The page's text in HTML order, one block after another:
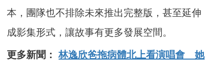
本，團隊也不排除未來推出完整版，甚至延伸
成影集形式，讓故事有更多發展空間。
更多新聞：林逸欣爸拖病體北上看演唱會 她